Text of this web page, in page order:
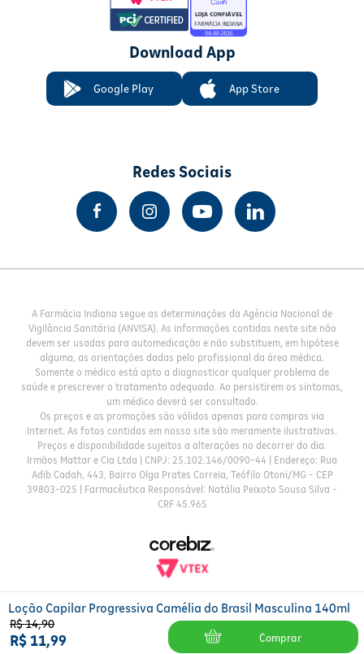
Loção Capilar Progressiva Camélia do Brasil Masculina 140ml
R$14,90
R$ 11,99 Comprar
Download App
Google Play App Store
Redes Sociais
A Farmácia Indiana segue as determinações da Agência Nacional de
Vigilância Sanitária (ANVISA). As informações contidas neste site não
devem ser usadas para automedicação e não substituem, em hipótese
alguma, as orientações dadas pelo profissional da área médica.
Somente o médico está apto a diagnosticar qualquer problema de
saúde e prescrever o tratamento adequado. Ao persistirem os sintomas,
um médico deverá ser consultado.
Os preços e as promoções são válidos apenas para compras via
Internet. As fotos contidas em nosso site são meramente ilustrativas.
Preços e disponibilidade sujeitos a alterações no decorrer do dia.
Irmãos Mattar e Cia Ltda | CNPJ: 25.102.146/0090-44 | Endereço: Rua
Adib Cadah, 443, Bairro Olga Prates Correia, Teófilo Otoni/MG - CEP
39803-025 | Farmacêutica Responsável: Natália Peixoto Sousa Silva -
CRF 45.965